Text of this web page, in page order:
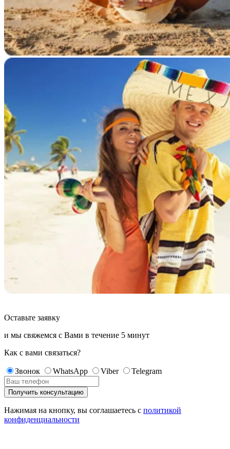
Оставьте заявку
и мы свяжемся с Вами в течение 5 минут
Как с вами связаться?
Звонок WhatsApp Viber Telegram
Нажимая на кнопку, вы соглашаетесь с политикой
конфиденциальности